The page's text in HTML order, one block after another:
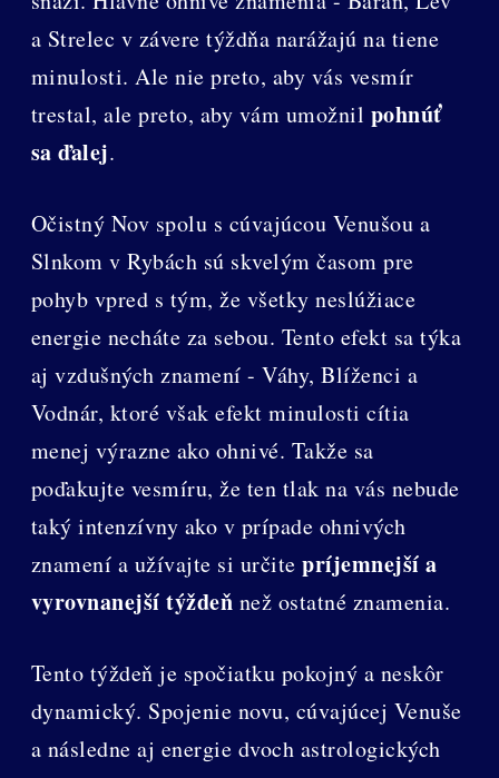
a Strelec v závere týždňa narážajú na tiene
minulosti. Ale nie preto, aby vás vesmír
trestal, ale preto, aby vám umožnil pohnúť
sa ďalej.
Očistný Nov spolu s cúvajúcou Venušou a
Slnkom v Rybách sú skvelým časom pre
pohyb vpred s tým, že všetky neslúžiace
energie necháte za sebou. Tento efekt sa týka
aj vzdušných znamení - Váhy, Blíženci a
Vodnár, ktoré však efekt minulosti cítia
menej výrazne ako ohnivé. Takže sa
poďakujte vesmíru, že ten tlak na vás nebude
taký intenzívny ako v prípade ohnivých
znamení a užívajte si určitepríjemnejší a
vyrovnanejší týždeň než ostatné znamenia.
Tento týždeň je spočiatku pokojný a neskôr
dynamický. Spojenie novu, cúvajúcej Venuše
a následne aj energie dvoch astrologických